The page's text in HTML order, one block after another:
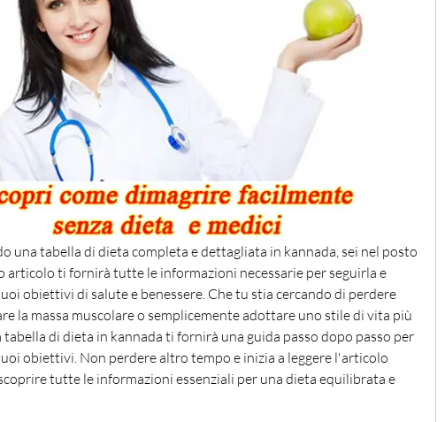
una tabella di dieta completa e dettagliata in kannada, sei nel posto
articolo ti fornirà tutte le informazioni necessarie per seguirla e
obiettivi di salute e benessere. Che tu stia cercando di perdere
la massa muscolare o semplicemente adottare uno stile di vita più
tabella di dieta in kannada ti fornirà una guida passo dopo passo per
obiettivi. Non perdere altro tempo e inizia a leggere l'articolo
tutte le informazioni essenziali per una dieta equilibrata e